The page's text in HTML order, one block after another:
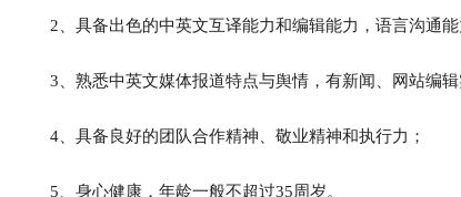
2、具备出色的中英文互译能力和编辑能力，语言沟通
3、熟悉中英文媒体报道特点与舆情，有新闻、网站编
4、具备良好的团队合作精神、敬业精神和执行力；
5、身心健康，年龄一般不超过35周岁。